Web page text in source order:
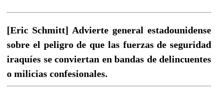
[Eric Schmitt] Advierte general estadounidense
sobre el peligro de que las fuerzas de seguridad
iraquíes se conviertan en bandas de delincuentes
o milicias confesionales.